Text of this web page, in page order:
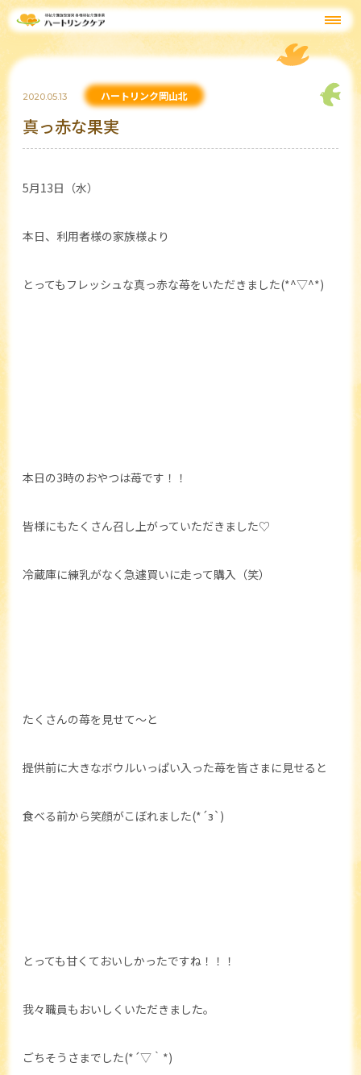
2020.05.13 ハートリンク岡山北
真っ赤な果実
5月13日（水）
本日、利用者様の家族様より
とってもフレッシュな真っ赤な苺をいただきました(*^▽^*)
本日の3時のおやつは苺です！！
皆様にもたくさん召し上がっていただきました♡
冷蔵庫に練乳がなく急遽買いに走って購入（笑）
たくさんの苺を見せて～と
提供前に大きなボウルいっぱい入った苺を皆さまに見せると
食べる前から笑顔がこぼれました(*´з`)
とっても甘くておいしかったですね！！！
我々職員もおいしくいただきました。
ごちそうさまでした(*´▽｀*)